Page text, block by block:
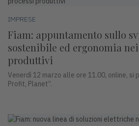
IMPRESE
Fiam: appuntamento sullo
sostenibile ed ergonomia
produttivi
Venerdì 12 marzo alle ore 11.00, online, si
Profit, Planet”.